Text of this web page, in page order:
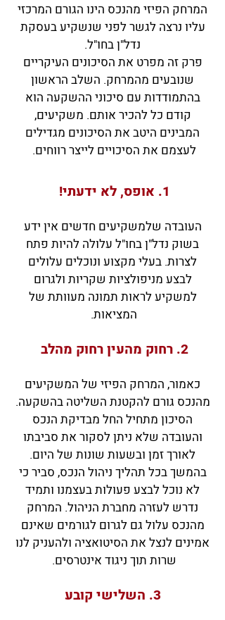
המרחק הפיזי מהנכס הינו הגורם המרכזי
עליו נרצה לגשר לפני שנשקיע בעסקת
נדל"ן בחו"ל.
פרק זה מפרט את הסיכונים העיקריים
שנובעים מהמרחק. השלב הראשון
בהתמודדות עם סיכוני ההשקעה הוא
קודם כל להכיר אותם. משקיעים,
המבינים היטב את הסיכונים מגדילים
לעצמם את הסיכויים לייצר רווחים.
1. אופס, לא ידעתי!
העובדה שלמשקיעים חדשים אין ידע
בשוק נדל"ן בחו"ל עלולה להיות פתח
לצרות. בעלי מקצוע ונוכלים עלולים
לבצע מניפולציות שקריות ולגרום
למשקיע לראות תמונה מעוותת של
המציאות.
2. רחוק מהעין רחוק מהלב
כאמור, המרחק הפיזי של המשקיעים
מהנכס גורם להקטנת השליטה בהשקעה.
הסיכון מתחיל החל מבדיקת הנכס
והעובדה שלא ניתן לסקור את סביבתו
לאורך זמן ובשעות שונות של היום.
בהמשך בכל תהליך ניהול הנכס, סביר כי
לא נוכל לבצע פעולות בעצמנו ותמיד
נדרש לעזרה מחברת הניהול. המרחק
מהנכס עלול גם לגרום לגורמים שאינם
אמינים לנצל את הסיטואציה ולהעניק לנו
שרות תוך ניגוד אינטרסים.
3. השלישי קובע